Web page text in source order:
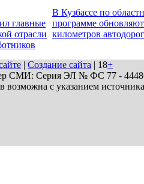
главные
отрасли
В Кузбассе по
программе
километров автодорог
| Создание сайта | 18+
СМИ: Серия ЭЛ № ФС 77 - 44486
возможна с указанием